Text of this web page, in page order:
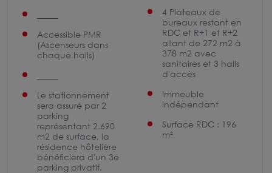
Accessible PMR
(Ascenseurs dans
chaque halls)
Le stationnement
sera assuré par 2
parking
représentant 2.690
m2 de surface, la
résidence hôtelière
bénéficiera d'un 3e
parking privatif.
4 Plateaux de
bureaux restant en
RDC et R+1 et R+2
allant de 272 m2 à
378 m2 avec
sanitaires et 3 halls
d'accès
Immeuble
indépendant
Surface RDC : 196
m²